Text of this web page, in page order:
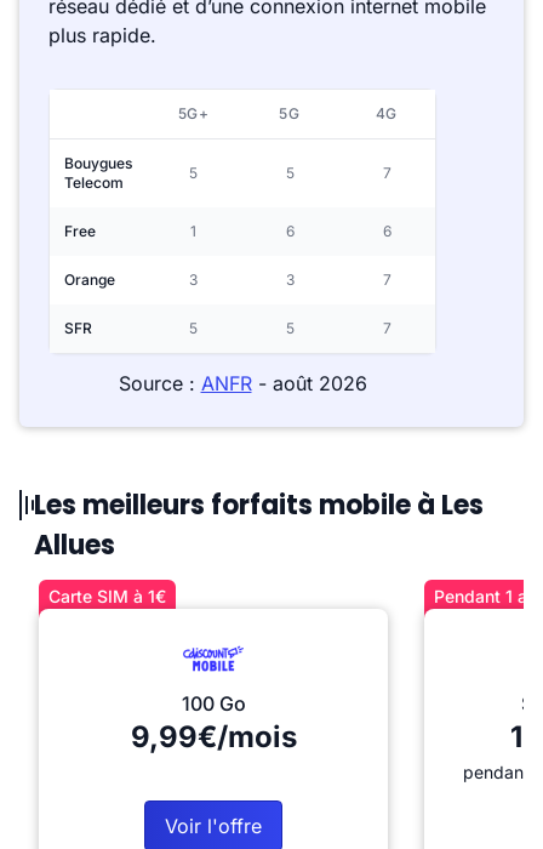
réseau dédié et d’une connexion internet mobile
plus rapide.
5G+ 5G 4G
Bouygues
Telecom
5 5 7
Free 1 6 6
Orange 3 3 7
SFR 5 5 7
Source : ANFR- août 2026
Les meilleurs forfaits mobile à Les
Allues
Carte SIM à 1€
100 Go
9,99€/mois
Voir l'offre
Pendant 1
pendant